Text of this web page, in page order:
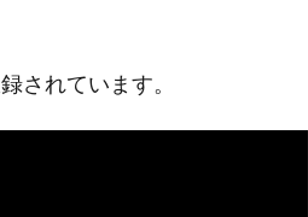
されています。